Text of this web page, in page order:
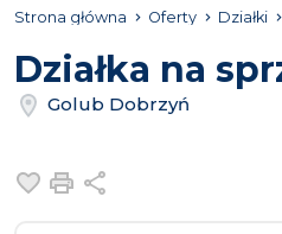
Strona główna Oferty Działki
Działka na
Golub Dobrzyń
Dodaj do ulubionych
Drukuj